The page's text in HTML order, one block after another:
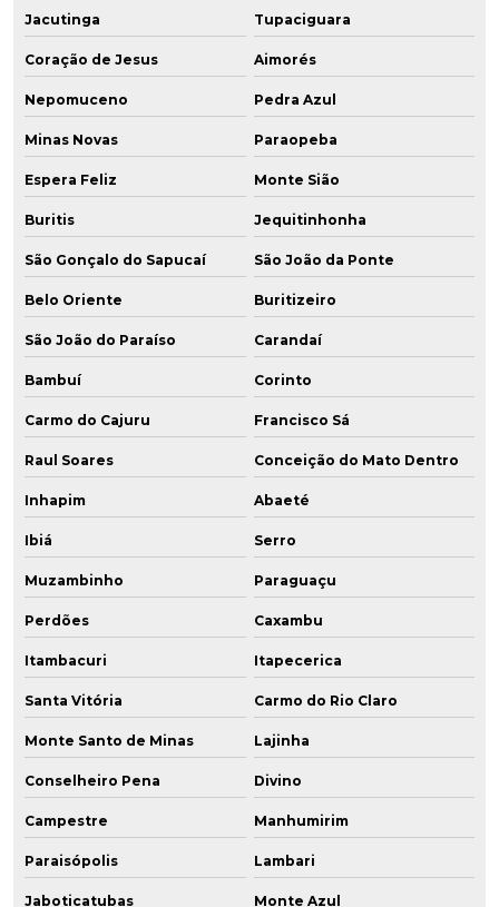
Jacutinga Tupaciguara
Coração de Jesus Aimorés
Nepomuceno Pedra Azul
Minas Novas Paraopeba
Espera Feliz Monte Sião
Buritis Jequitinhonha
São Gonçalo do Sapucaí São João da Ponte
Belo Oriente Buritizeiro
São João do Paraíso Carandaí
Bambuí Corinto
Carmo do Cajuru Francisco Sá
Raul Soares Conceição do Mato Dentro
Inhapim Abaeté
Ibiá Serro
Muzambinho Paraguaçu
Perdões Caxambu
Itambacuri Itapecerica
Santa Vitória Carmo do Rio Claro
Monte Santo de Minas Lajinha
Conselheiro Pena Divino
Campestre Manhumirim
Paraisópolis Lambari
Jaboticatubas Monte Azul